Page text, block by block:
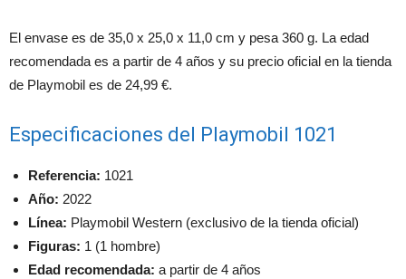
El envase es de 35,0 x 25,0 x 11,0 cm y pesa 360 g. La edad
recomendada es a partir de 4 años y su precio oficial en la tienda
de Playmobil es de 24,99 €.
Especificaciones del Playmobil 1021
Referencia: 1021
Año: 2022
Línea: Playmobil Western (exclusivo de la tienda oficial)
Figuras: 1 (1 hombre)
Edad recomendada: a partir de 4 años